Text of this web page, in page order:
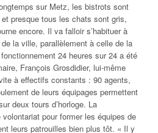
sur Metz, les bistrots sont
presque tous les chats sont gris,
encore. Il va falloir s’habituer à
la ville, parallèlement à celle de la
24 heures sur 24 a été
François Grosdidier, lui-même
à effectifs constants : 90 agents,
de leurs équipages permettent
deux tours d’horloge. La
pour former les équipes de
leurs patrouilles bien plus tôt. « Il y